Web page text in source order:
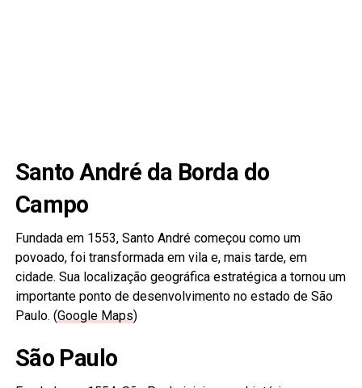
Santo André da Borda do
Campo
Fundada em 1553, Santo André começou como um
povoado, foi transformada em vila e, mais tarde, em
cidade. Sua localização geográfica estratégica a tornou um
importante ponto de desenvolvimento no estado de São
Paulo. (Google Maps)
São Paulo